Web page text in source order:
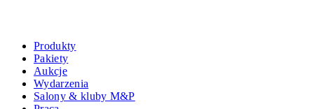
Produkty
Pakiety
Aukcje
Wydarzenia
Salony & kluby M&P